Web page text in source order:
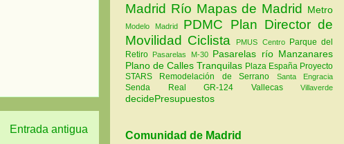
Entrada antigua
Madrid Río Mapas de Madrid Metro
Modelo Madrid PDMC Plan Director de
Movilidad Ciclista
PMUS Centro Parque del
Retiro Pasarelas M-30 Pasarelas río Manzanares
Plano de Calles Tranquilas Plaza España Proyecto
STARS Remodelación de Serrano Santa Engracia
Senda Real GR-124 Vallecas Villaverde
decidePresupuestos
Comunidad de Madrid